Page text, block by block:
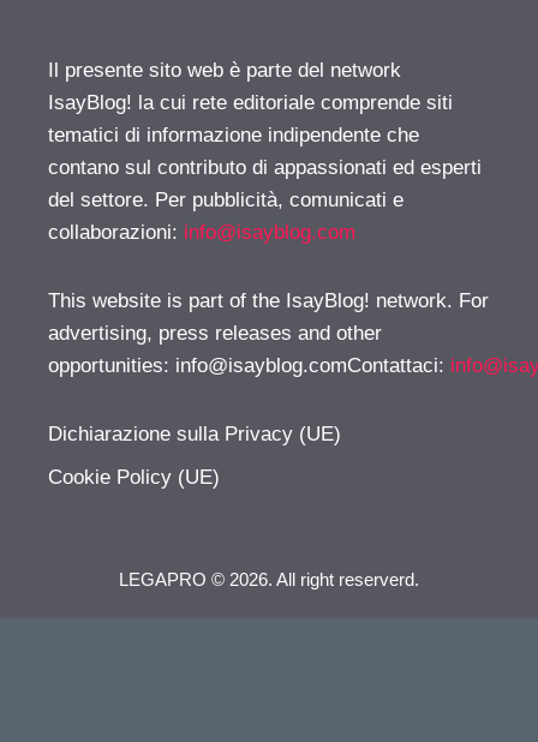
Il presente sito web è parte del network
IsayBlog! la cui rete editoriale comprende siti
tematici di informazione indipendente che
contano sul contributo di appassionati ed esperti
del settore. Per pubblicità, comunicati e
collaborazioni: info@isayblog.com
This website is part of the IsayBlog! network. For
advertising, press releases and other
opportunities: info@isayblog.comContattaci:
Dichiarazione sulla Privacy (UE)
Cookie Policy (UE)
LEGAPRO © 2026. All right reserverd.